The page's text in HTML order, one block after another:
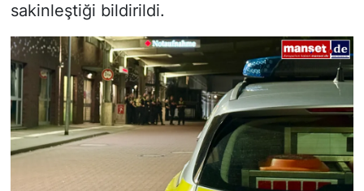
sakinleştiği bildirildi.